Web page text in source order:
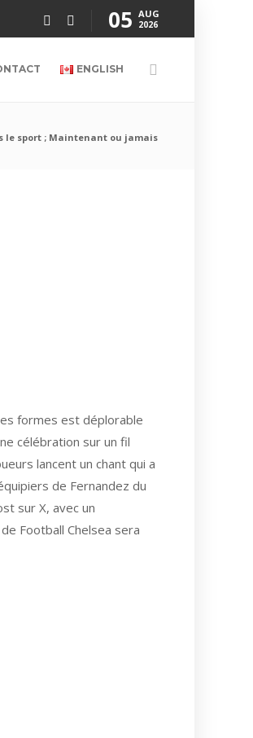
05 AUG
2026
ENGLISH
le sport ; Maintenant ou jamais
formes est déplorable
célébration sur un fil
lancent un chant qui a
de Fernandez du
sur X, avec un
Football Chelsea sera